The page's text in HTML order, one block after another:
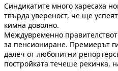
Синдикатите много харесаха
твърда увереност, че ще
кимна доволно.
Междувременно
за пенсиониране. Премиерът
далеч от любопитни
постройката течеше рекичка,